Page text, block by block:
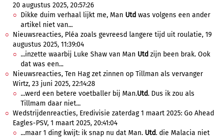
20 augustus 2025, 20:57:26
Dikke duim verhaal lijkt me, Man Utd was volgens een ander
artikel niet van...
Nieuwsreacties, Pléa zoals gevreesd langere tijd uit roulatie, 19
augustus 2025, 11:39:04
...inzette waarbij Luke Shaw van Man Utd zijn been brak. Ook
dat was een...
Nieuwsreacties, Ten Hag zet zinnen op Tillman als vervanger
Wirtz, 23 juni 2025, 22:14:28
...werd een betere voetballer bij Man.Utd. Dus ik zou als
Tillmam daar niet...
Wedstrijdenreacties, Eredivisie zaterdag 1 maart 2025: Go Ahead
Eagles-PSV, 1 maart 2025, 20:41:04
...maar 1 ding kwijt: ik snap nu dat Man. Utd. die Malacia niet